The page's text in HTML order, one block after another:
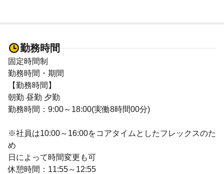
勤務時間
固定時間制
勤務時間・期間
【勤務時間】
朝勤 昼勤 夕勤
勤務時間：9:00～18:00(実働8時間00分)
※社員は10:00～16:00をコアタイムとしたフレックスのた
め
日によって時間変更も可
休憩時間：11:55～12:55